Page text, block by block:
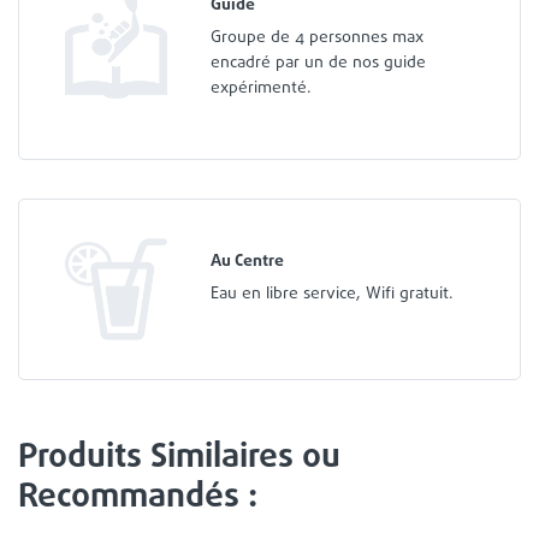
Guide
Groupe de 4 personnes max
encadré par un de nos guide
expérimenté.
Au Centre
Eau en libre service, Wifi gratuit.
Produits Similaires ou
Recommandés :